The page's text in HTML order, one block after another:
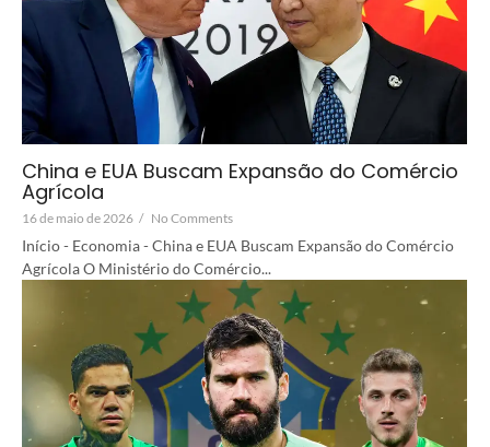
China e EUA Buscam Expansão do Comércio
Agrícola
16 de maio de 2026 / No Comments
Início - Economia - China e EUA Buscam Expansão do Comércio
Agrícola O Ministério do Comércio...